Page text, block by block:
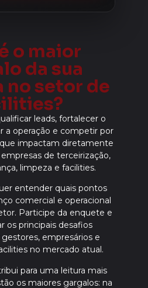
o maior
da sua
no setor de
leads, fortalecer o
a operação e competir por
impactam diretamente
de terceirização,
limpeza e facilities.
entender quais pontos
comercial e operacional
Participe da enquete e
os principais desafios
empresários e
no mercado atual.
para uma leitura mais
os maiores gargalos: na